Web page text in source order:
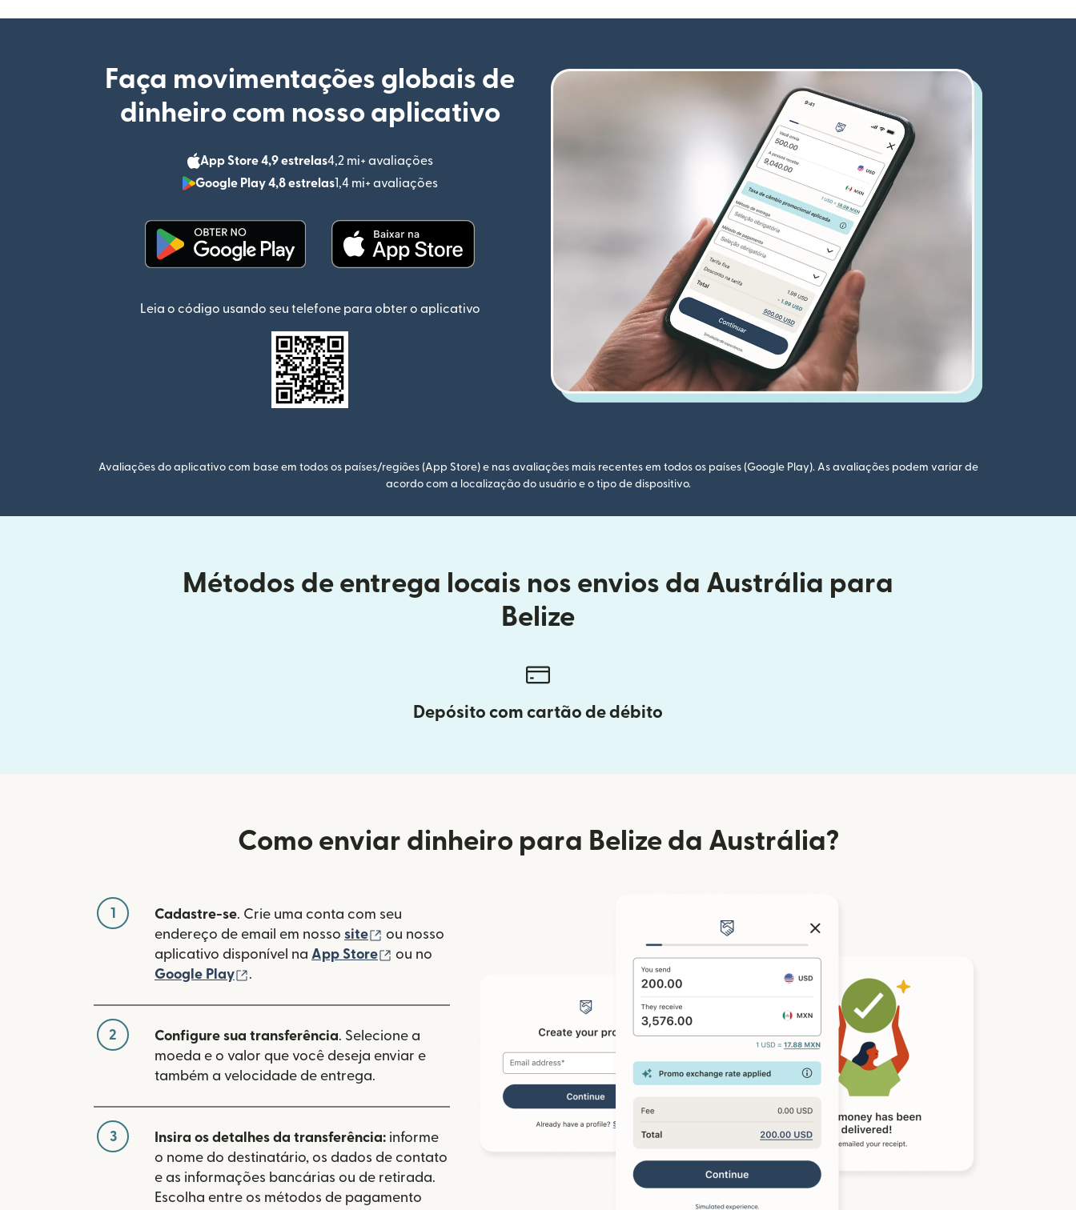
Faça movimentações globais de
dinheiro com nosso aplicativo
App Store 4,9 estrelas4,2 mi+ avaliações
(abre em uma nova janela)
Google Play 4,8 estrelas1,4 mi+ avaliações
(abre em uma nova janela)
Leia o código usando seu telefone para obter o aplicativo
Avaliações do aplicativo com base em todos os países/regiões (App Store) e nas avaliações mais recentes em todos os países (Google Play). As avaliações podem variar de
acordo com a localização do usuário e o tipo de dispositivo.
Métodos de entrega locais nos envios da Austrália para
Belize
Depósito com cartão de débito
Como enviar dinheiro para Belize da Austrália?
1 Cadastre-se. Crie uma conta com seu
endereço de email em nosso site (abre em uma nova janela)
ou nosso
aplicativo disponível na App Store (abre em uma nova janela)
ou no
Google Play
.
2 Configure sua transferência. Selecione a
moeda e o valor que você deseja enviar e
também a velocidade de entrega.
3 Insira os detalhes da transferência: informe
o nome do destinatário, os dados de contato
e as informações bancárias ou de retirada.
Escolha entre os métodos de pagamento